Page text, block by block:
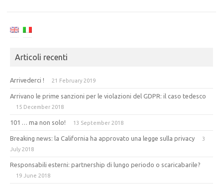
Articoli recenti
Arrivederci ! 21 February 2019
Arrivano le prime sanzioni per le violazioni del GDPR: il caso tedesco
15 December 2018
101 … ma non solo! 13 September 2018
Breaking news: la California ha approvato una legge sulla privacy
3
July 2018
Responsabili esterni: partnership di lungo periodo o scaricabarile?
19 June 2018